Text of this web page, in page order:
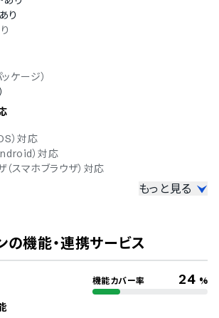
り
ケージ）
）対応
）対応
（スマホブラウザ）対応
階認証
もっと見る
の機能・連携サービス
機能カバー率 24 %